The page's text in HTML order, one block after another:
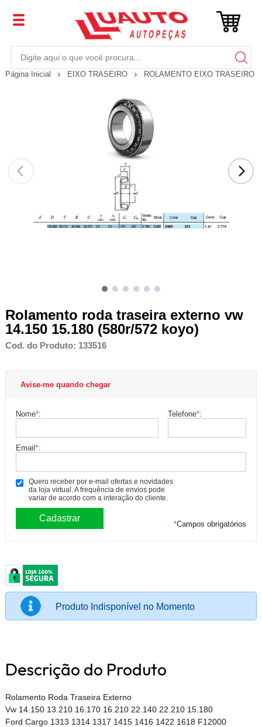
Página Inicial EIXO TRASEIRO ROLAMENTO EIXO TRASEIRO
Rolamento roda traseira externo vw
14.150 15.180 (580r/572 koyo)
Cod. do Produto: 133516
Avise-me quando chegar
Nome*: Telefone*:
Email*:
Quero receber por e-mail ofertas e novidades
da loja virtual. A frequência de envios pode
variar de acordo com a interação do cliente.
*Campos obrigatórios
Produto Indisponível no Momento
Descrição do Produto
Rolamento Roda Traseira Externo
Vw 14.150 13.210 16.170 16.210 22.140 22.210 15.180
Ford Cargo 1313 1314 1317 1415 1416 1422 1618 F12000